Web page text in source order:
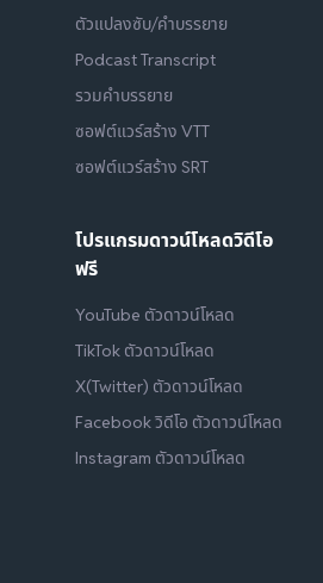
ตัวแปลงซับ/คำบรรยาย
Podcast Transcript
รวมคำบรรยาย
ซอฟต์แวร์สร้าง VTT
ซอฟต์แวร์สร้าง SRT
โปรแกรมดาวน์โหลดวิดีโอ
ฟรี
YouTube ตัวดาวน์โหลด
TikTok ตัวดาวน์โหลด
X(Twitter) ตัวดาวน์โหลด
Facebook วิดีโอ ตัวดาวน์โหลด
Instagram ตัวดาวน์โหลด